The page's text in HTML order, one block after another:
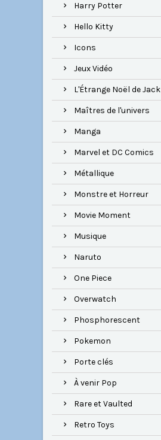
Harry Potter
Hello Kitty
Icons
Jeux Vidéo
L'Étrange Noël de Jack
Maîtres de l'univers
Manga
Marvel et DC Comics
Métallique
Monstre et Horreur
Movie Moment
Musique
Naruto
One Piece
Overwatch
Phosphorescent
Pokemon
Porte clés
À venir Pop
Rare et Vaulted
Retro Toys